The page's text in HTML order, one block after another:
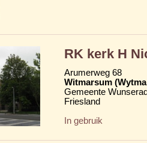
RK kerk H
Arumerweg 68
Witmarsum
Gemeente
Friesland
In gebruik